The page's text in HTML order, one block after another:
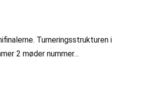
Turneringsstrukturen i
2 møder nummer…